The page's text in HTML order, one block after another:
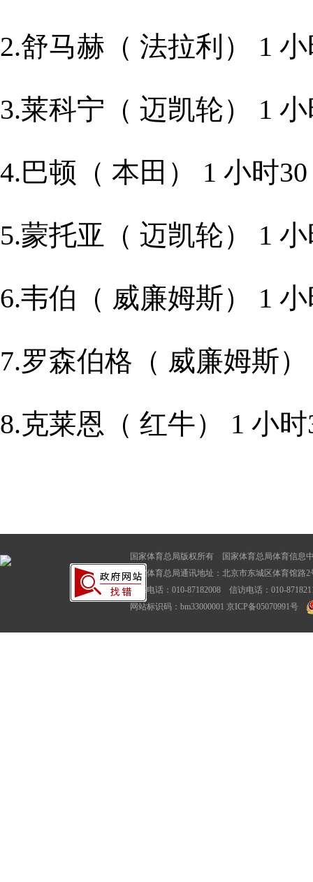
2.舒马赫（ 法拉利） 1
3.莱科宁（ 迈凯轮） 1
4.巴顿（ 本田） 1 小时
5.蒙托亚（ 迈凯轮） 1
6.韦伯（ 威廉姆斯） 1
7.罗森伯格（ 威廉姆斯
8.克莱恩（ 红牛） 1 小时
国家体育总局版权所有 国家体育总局体育信息
国家体育总局通讯地址：北京市东城区体育馆
联系电话：010-87182008 信访电话：010-
网站标识码：bm33000001 京ICP备05070991号